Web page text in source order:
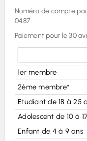
Numéro de compte
0487
Paiement pour le 30
1er
2ème
Etudiant
Adolescent
Enfant